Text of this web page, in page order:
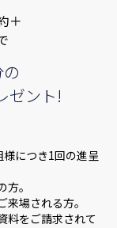
ゼント!
＋
につき1回の進呈
。
場される方。
料をご請求されて